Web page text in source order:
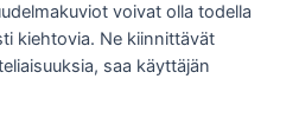
voivat olla todella
kiehtovia. Ne kiinnittävät
saa käyttäjän